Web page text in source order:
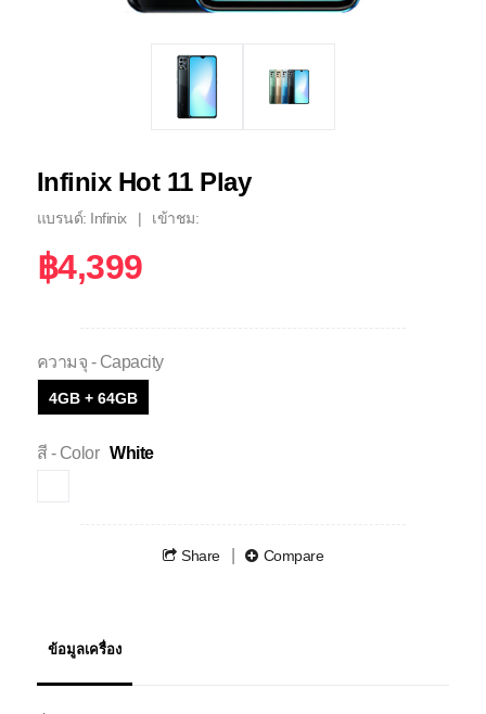
Infinix Hot 11 Play
แบรนด์: Infinix เข้าชม:
฿4,399
ความจุ - Capacity
4GB + 64GB
สี - Color White
Share Compare
ข้อมูลเครื่อง